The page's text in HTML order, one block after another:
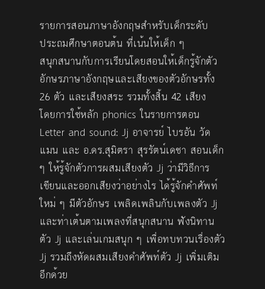
รายการสอนภาษาอังกฤษสำหรับเด็กระดับ
ประถมศึกษาตอนต้น ที่เน้นให้เด็ก ๆ
สนุกสนานกับการเรียนโดยสอนให้เด็กรู้จักตัว
อักษรภาษาอังกฤษและเสียงของตัวอักษรทั้ง
26 ตัว และเสียงสระ รวมทั้งสิ้น 42 เสียง
โดยการใช้หลัก phonics ในรายการตอน
Letter and sound: Jj อาจารย์ ไบรอัน วัด
แมน และ อ.ดร.สุมิตรา สุรรัตน์เดชา สอนเด็ก
ๆ ให้รู้จักตัวการผสมเสียงตัว Jj ว่ามีวิธีการ
เขียนและออกเสียงว่าอย่างไร ได้รู้จักคำศัพท์
ใหม่ ๆ มีตัวอักษร เพลิดเพลินกับเพลงตัว Jj
และท่าเต้นตามเพลงที่สนุกสนาน ฟังนิทาน
ตัว Jj และเล่นเกมสนุก ๆ เพื่อทบทวนเรื่องตัว
Jj รวมถึงหัดผสมเสียงคำศัพท์ตัว Jj เพิ่มเติม
อีกด้วย